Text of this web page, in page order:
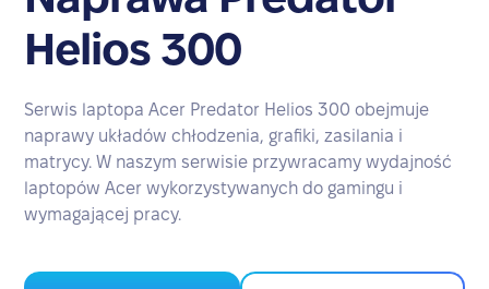
Helios 300
Serwis laptopa Acer Predator Helios 300 obejmuje
naprawy układów chłodzenia, grafiki, zasilania i
matrycy. W naszym serwisie przywracamy wydajność
laptopów Acer wykorzystywanych do gamingu i
wymagającej pracy.